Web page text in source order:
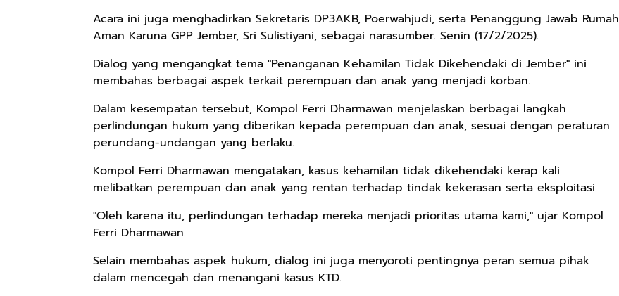
Acara ini juga menghadirkan Sekretaris DP3AKB, Poerwahjudi, serta Penanggung Jawab Rumah
Aman Karuna GPP Jember, Sri Sulistiyani, sebagai narasumber. Senin (17/2/2025).
Dialog yang mengangkat tema "Penanganan Kehamilan Tidak Dikehendaki di Jember" ini
membahas berbagai aspek terkait perempuan dan anak yang menjadi korban.
Dalam kesempatan tersebut, Kompol Ferri Dharmawan menjelaskan berbagai langkah
perlindungan hukum yang diberikan kepada perempuan dan anak, sesuai dengan peraturan
perundang-undangan yang berlaku.
Kompol Ferri Dharmawan mengatakan, kasus kehamilan tidak dikehendaki kerap kali
melibatkan perempuan dan anak yang rentan terhadap tindak kekerasan serta eksploitasi.
"Oleh karena itu, perlindungan terhadap mereka menjadi prioritas utama kami," ujar Kompol
Ferri Dharmawan.
Selain membahas aspek hukum, dialog ini juga menyoroti pentingnya peran semua pihak
dalam mencegah dan menangani kasus KTD.